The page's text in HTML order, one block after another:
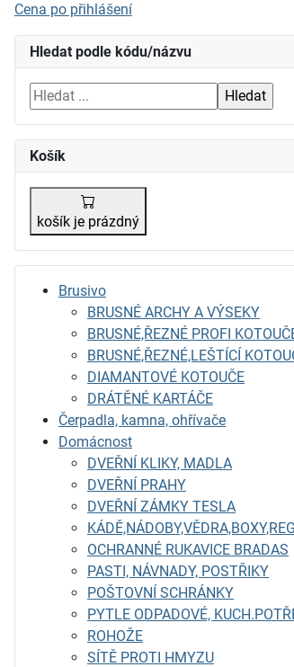
Hledat podle kódu/názvu
Košík
košík je prázdný
Brusivo
BRUSNÉ ARCHY A VÝSEKY
BRUSNÉ,ŘEZNÉ PROFI
BRUSNÉ,ŘEZNÉ,LEŠTÍCÍ
DIAMANTOVÉ KOTOUČE
DRÁTĚNÉ KARTÁČE
Čerpadla, kamna, ohřívače
Domácnost
DVEŘNÍ KLIKY, MADLA
DVEŘNÍ PRAHY
DVEŘNÍ ZÁMKY TESLA
OCHRANNÉ RUKAVICE BRADAS
PASTI, NÁVNADY, POSTŘIKY
POŠTOVNÍ SCHRÁNKY
PYTLE ODPADOVÉ,
ROHOŽE
SÍTĚ PROTI HMYZU
Cena po přihlášení